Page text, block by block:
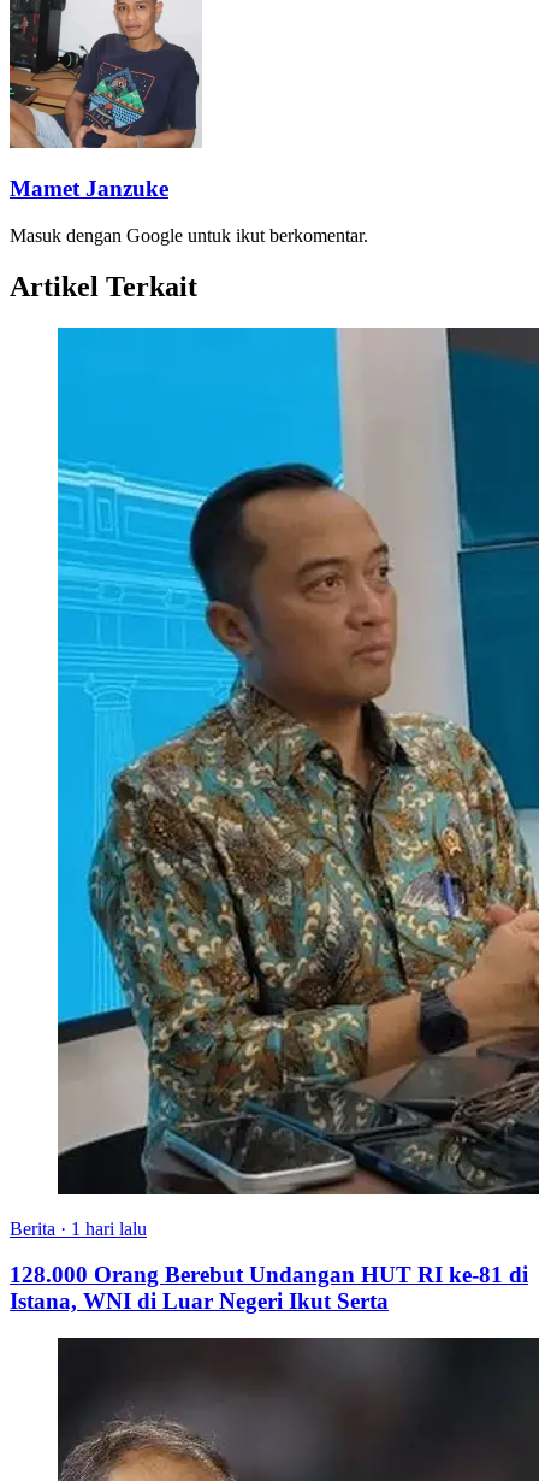
Mamet Janzuke
Masuk dengan Google untuk ikut berkomentar.
Artikel Terkait
Berita · 1 hari lalu
128.000 Orang Berebut Undangan HUT RI ke-81 di
Istana, WNI di Luar Negeri Ikut Serta